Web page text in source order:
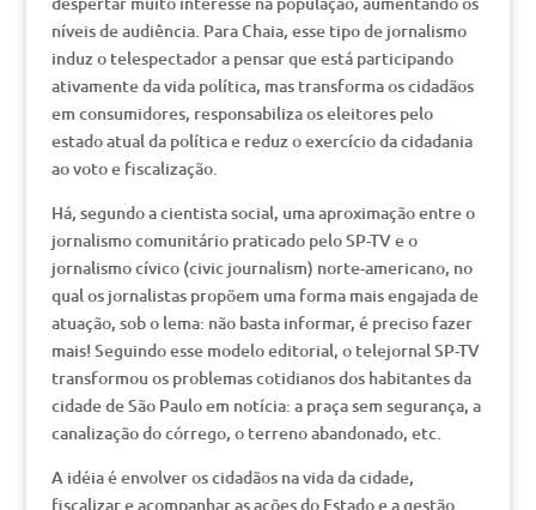
níveis de audiência. Para Chaia, esse tipo de jornalismo
induz o telespectador a pensar que está participando
ativamente da vida política, mas transforma os cidadãos
em consumidores, responsabiliza os eleitores pelo
estado atual da política e reduz o exercício da cidadania
ao voto e fiscalização.
Há, segundo a cientista social, uma aproximação entre o
jornalismo comunitário praticado pelo SP-TV e o
jornalismo cívico (civic journalism) norte-americano, no
qual os jornalistas propõem uma forma mais engajada de
atuação, sob o lema: não basta informar, é preciso fazer
mais! Seguindo esse modelo editorial, o telejornal SP-TV
transformou os problemas cotidianos dos habitantes da
cidade de São Paulo em notícia: a praça sem segurança, a
canalização do córrego, o terreno abandonado, etc.
A idéia é envolver os cidadãos na vida da cidade,
fiscalizar e acompanhar as ações do Estado e a gestão